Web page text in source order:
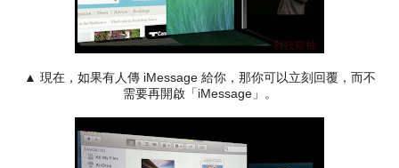
▲ 現在，如果有人傳 iMessage 給你，那你可以立刻回覆，而不
需要再開啟「iMessage」。